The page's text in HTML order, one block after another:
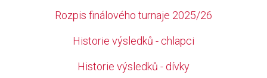
Rozpis finálového turnaje 2025/26
Historie výsledků - chlapci
Historie výsledků - dívky